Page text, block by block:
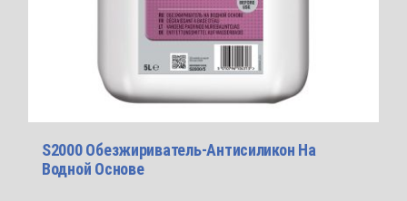
S2000 Обезжириватель-Антисиликон На
Водной Основе